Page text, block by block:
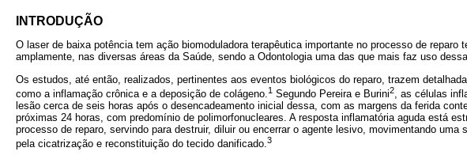
INTRODUÇÃO
O laser de baixa potência tem ação biomoduladora terapêutica importante no processo de reparo
amplamente, nas diversas áreas da Saúde, sendo a Odontologia uma das que mais faz uso
Os estudos, até então, realizados, pertinentes aos eventos biológicos do reparo, trazem
como a inflamação crônica e a deposição de colágeno. 1 Segundo Pereira e Burini2
, as células
lesão cerca de seis horas após o desencadeamento inicial dessa, com as margens da ferida
próximas 24 horas, com predomínio de polimorfonucleares. A resposta inflamatória aguda está
processo de reparo, servindo para destruir, diluir ou encerrar o agente lesivo, movimentando uma
pela cicatrização e reconstituição do tecido danificado.3